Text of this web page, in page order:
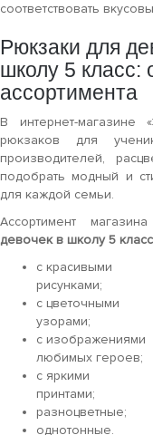
соответствовать
Рюкзаки для
школу 5 класс:
ассортимента
В интернет-магазине
рюкзаков для
производителей,
подобрать модный и
для каждой семьи.
Ассортимент
девочек в школу 5 класс
с красивыми
рисунками;
с цветочными
узорами;
с изображениями
любимых героев;
с яркими
принтами;
разноцветные;
однотонные.